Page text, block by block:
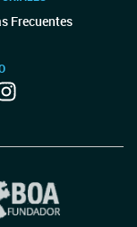
Frecuentes